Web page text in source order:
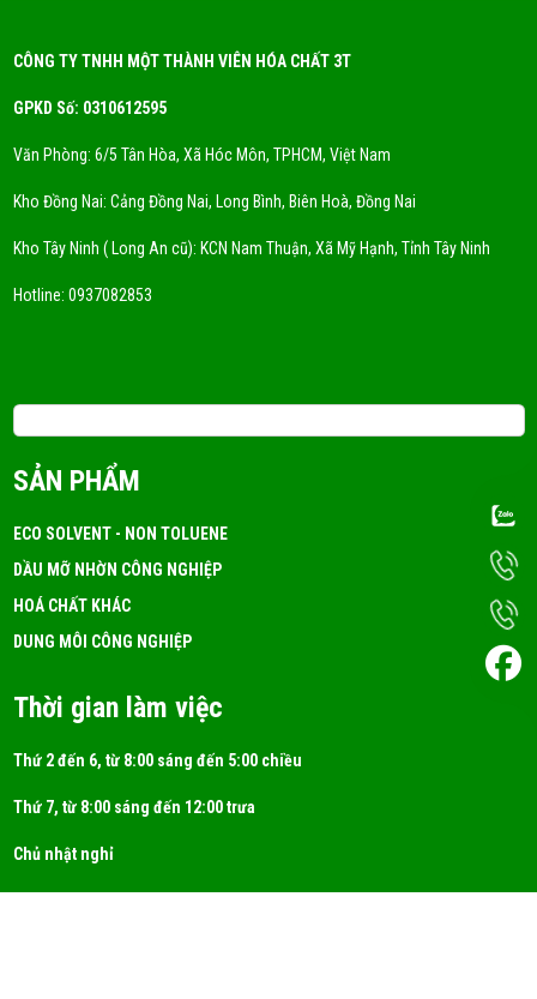
CÔNG TY TNHH MỘT THÀNH VIÊN HÓA CHẤT 3T
GPKD Số: 0310612595
Văn Phòng: 6/5 Tân Hòa, Xã Hóc Môn, TPHCM, Việt Nam
Kho Đồng Nai: Cảng Đồng Nai, Long Bình, Biên Hoà, Đồng Nai
Kho Tây Ninh ( Long An cũ): KCN Nam Thuận, Xã Mỹ Hạnh, Tỉnh Tây Ninh
Hotline: 0937082853
SẢN PHẨM
ECO SOLVENT - NON TOLUENE
DẦU MỠ NHỜN CÔNG NGHIỆP
HOÁ CHẤT KHÁC
DUNG MÔI CÔNG NGHIỆP
Thời gian làm việc
Thứ 2 đến 6, từ 8:00 sáng đến 5:00 chiều
Thứ 7, từ 8:00 sáng đến 12:00 trưa
Chủ nhật nghỉ